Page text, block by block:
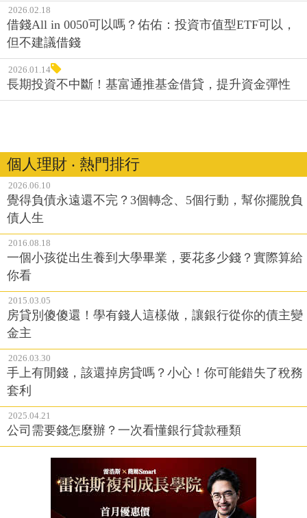
2026.02.18
借錢All in 0050可以嗎？佑佑：投資市值型ETF可以，
但不建議借錢
2026.01.14
長期投資不中斷！基富通推基金借貸，提升資金彈性
個人理財 ‧ 熱門排行
2026.06.10
覺得負債永遠還不完？3個轉念、5個行動，幫你擺脫負
債人生
2016.08.18
一個小孩從出生養到大學畢業，要花多少錢？實際算給
你看
2015.03.05
房貸別傻傻還！學有錢人這樣做，讓銀行從你的債主變
金主
2026.03.30
手上有閒錢，該還掉房貸嗎？小心！你可能錯失了稅務
套利
2025.04.21
公司需要錢怎麼辦？一次看懂銀行貸款種類